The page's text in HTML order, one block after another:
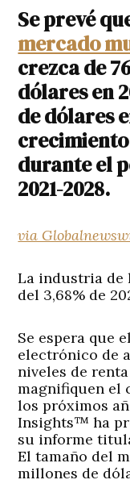
Se prevé
mercado
crezca de
dólares en
de dólares
durante el
2021-2028.
via
La industria de
del 3,68% de
Se espera que
electrónico de
niveles de
magnifiquen el
los próximos
Insights™ ha
su informe
El tamaño del
millones de